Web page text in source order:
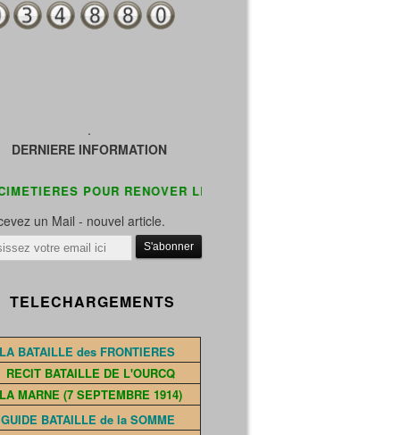
.
DERNIERE INFORMATION
POUR RENOVER LES TOMBES ABANDONNEES DE NOS
un Mail - nouvel article.
LA BATAILLE des FRONTIERES
RECIT BATAILLE DE L'OURCQ
LA MARNE (7 SEPTEMBRE 1914)
GUIDE BATAILLE de la SOMME